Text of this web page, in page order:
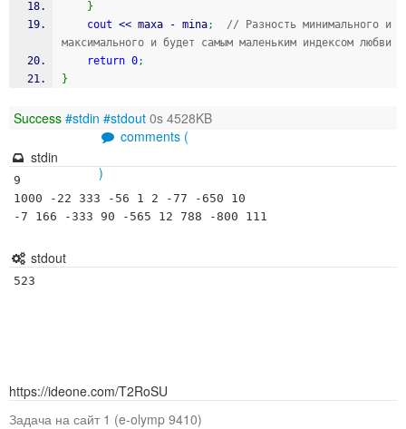
}
cout << maxa - mina;
// Разность минимального и
return 0;
}
Success #stdin #stdout 0s 4528KB
comments (
)
stdin
9
1000 -22 333 -56 1 2 -77 -650 10
-7 166 -333 90 -565 12 788 -800 111
stdout
523
https://ideone.com/T2RoSU
Задача на сайт 1 (e-olymp 9410)